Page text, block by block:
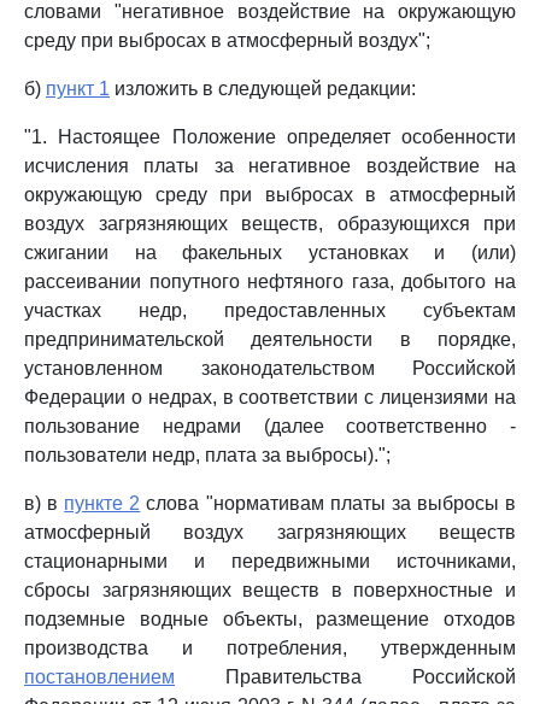
словами "негативное воздействие на окружающую
среду при выбросах в атмосферный воздух";
б) пункт 1 изложить в следующей редакции:
"1. Настоящее Положение определяет особенности
исчисления платы за негативное воздействие на
окружающую среду при выбросах в атмосферный
воздух загрязняющих веществ, образующихся при
сжигании на факельных установках и (или)
рассеивании попутного нефтяного газа, добытого на
участках недр, предоставленных субъектам
предпринимательской деятельности в порядке,
установленном законодательством Российской
Федерации о недрах, в соответствии с лицензиями на
пользование недрами (далее соответственно -
пользователи недр, плата за выбросы).";
в) в пункте 2 слова "нормативам платы за выбросы в
атмосферный воздух загрязняющих веществ
стационарными и передвижными источниками,
сбросы загрязняющих веществ в поверхностные и
подземные водные объекты, размещение отходов
производства и потребления, утвержденным
постановлением Правительства Российской